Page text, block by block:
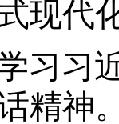
现代
习习
精神